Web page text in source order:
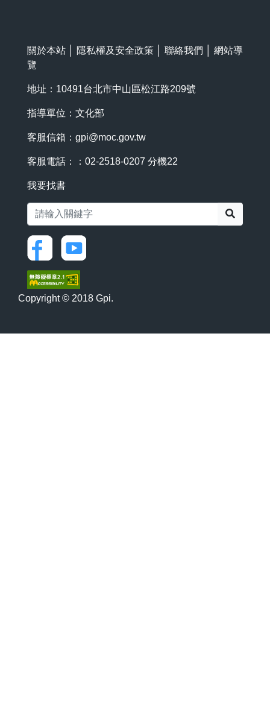
關於本站 隱私權及安全政策 聯絡我們
網站導
覽
地址：10491台北市中山區松江路209號
指導單位：文化部
客服信箱： gpi@moc.gov.tw
客服電話：：02-2518-0207 分機22
我要找書
Copyright © 2018 Gpi.